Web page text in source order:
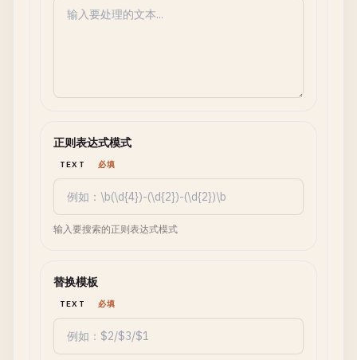
正则表达式模式
TEXT 必填
输入要搜索的正则表达式模式
替换模板
TEXT 必填